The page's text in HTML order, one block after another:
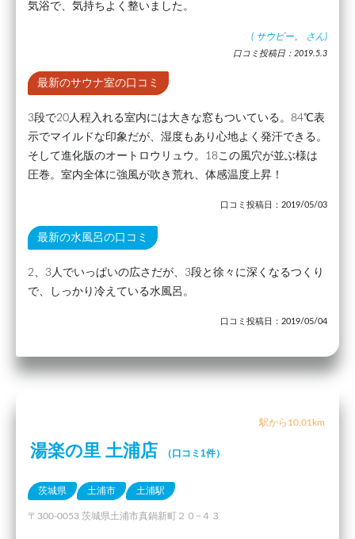
気浴で、気持ちよく整いました。
( サウビー。 さん)
口コミ投稿日：2019.5.3
最新のサウナ室の口コミ
3段で20人程入れる室内には大きな窓もついている。84℃表
示でマイルドな印象だが、湿度もあり心地よく発汗できる。
そして進化版のオートロウリュウ。18この風穴が並ぶ様は
圧巻。室内全体に強風が吹き荒れ、体感温度上昇！
口コミ投稿日：2019/05/03
最新の水風呂の口コミ
2、3人でいっぱいの広さだが、3段と徐々に深くなるつくり
で、しっかり冷えている水風呂。
口コミ投稿日：2019/05/04
駅から10.01km
湯楽の里 土浦店 （口コミ1件）
茨城県 土浦市 土浦駅
〒300-0053 茨城県土浦市真鍋新町２０−４３